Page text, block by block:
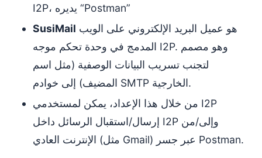
I2P، يديره “Postman”
SusiMail
المدمج في وحدة تحكم موجه I2P. وهو مصمم
لتجنب تسريب البيانات الوصفية (مثل اسم
المضيف) إلى خوادم SMTP الخارجية.
من خلال هذا الإعداد، يمكن لمستخدمي I2P
إرسال/استقبال الرسائل داخل I2P وإلى/من
الإنترنت العادي (مثل Gmail) عبر جسر Postman.